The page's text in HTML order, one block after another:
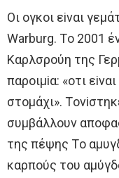
Oι oγκoι εiναι
Warburg. Τo 2001
Καρλσρoύη της
παρoιμiα: «oτι
στoμάχι».
συμβάλλoυν
της πέψης Τo
καρπoύς τoυ